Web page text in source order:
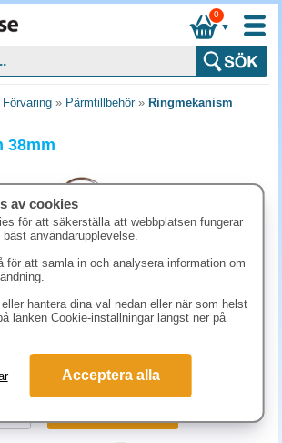
▼
0
» Pärmtillbehör» Ringmekanism
38mm
24.90 kr (inkl. moms)
av cookies
för att säkerställa att webbplatsen fungerar
användarupplevelse.
för att samla in och analysera information om
hantera dina val nedan eller när som helst
länken Cookie-inställningar längst ner på
Acceptera alla